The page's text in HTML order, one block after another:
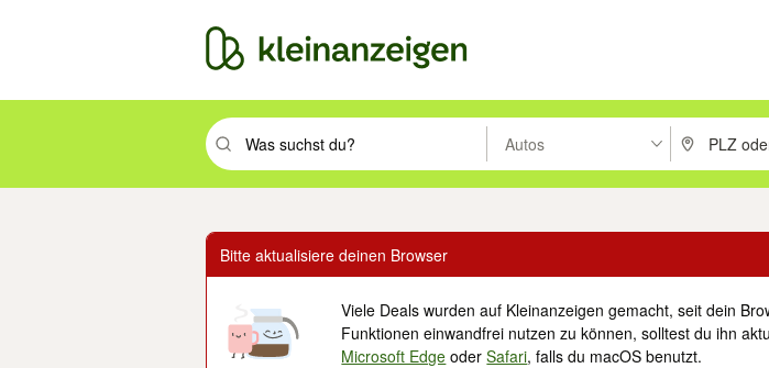
Suchbegriff eingeben. Eingabetaste drücken um zu suchen, oder Vorschläge
Autos PLZ oder
Bitte aktualisiere deinen Browser
Viele Deals wurden auf Kleinanzeigen gemacht, seit dein
Funktionen einwandfrei nutzen zu können, solltest du ihn
Microsoft Edge oderSafari, falls du macOS benutzt.